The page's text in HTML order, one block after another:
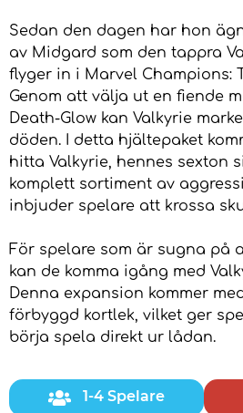
Sedan den dagen har hon
av Midgard som den tappra
flyger in i Marvel Champions:
Genom att välja ut en fiende
Death-Glow kan Valkyrie
döden. I detta hjältepaket
hitta Valkyrie, hennes sexton
komplett sortiment av
inbjuder spelare att krossa
För spelare som är sugna på
kan de komma igång med
Denna expansion kommer
förbyggd kortlek, vilket ger
börja spela direkt ur lådan.
1-4 Spelare